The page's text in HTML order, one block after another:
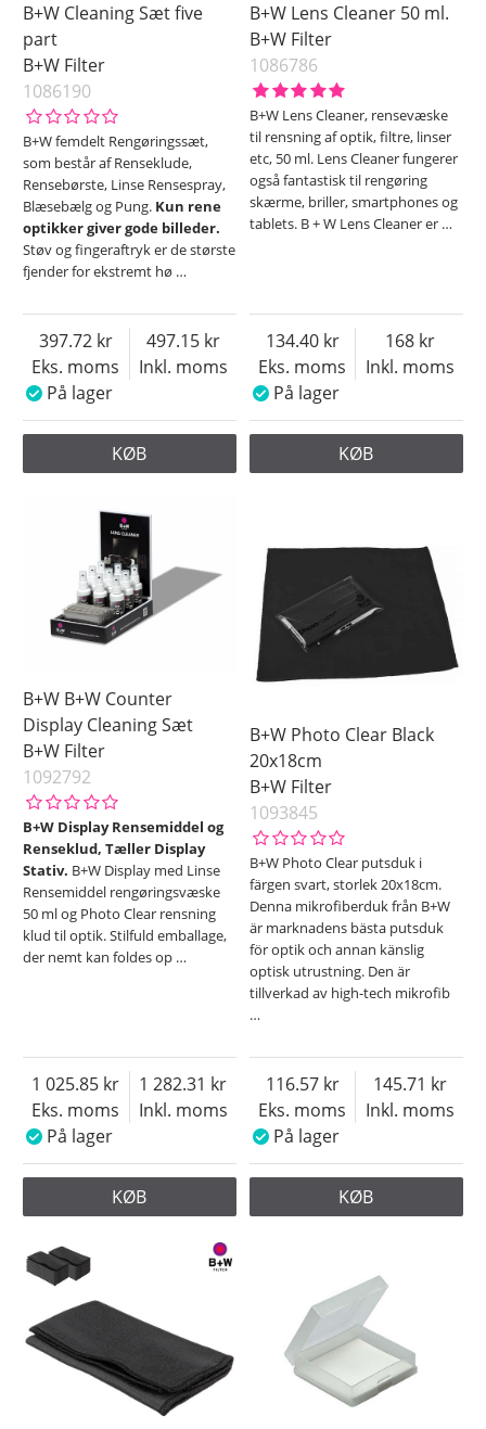
B+W Cleaning Sæt five
part
B+W Filter
1086190
B+W femdelt Rengøringssæt,
som består af Renseklude,
Rensebørste, Linse Rensespray,
Blæsebælg og Pung. Kun rene
optikker giver gode billeder.
Støv og fingeraftryk er de største
fjender for ekstremt hø …
Eks. moms
397.72
Inkl. moms
497.15
På lager
KØB
B+W Lens Cleaner 50 ml.
B+W Filter
1086786
B+W Lens Cleaner, rensevæske
til rensning af optik, filtre, linser
etc, 50 ml. Lens Cleaner fungerer
også fantastisk til rengøring
skærme, briller, smartphones og
tablets. B + W Lens Cleaner er …
Eks. moms
134.40
Inkl. moms
168
På lager
KØB
B+W B+W Counter
Display Cleaning Sæt
B+W Filter
1092792
B+W Display Rensemiddel og
Renseklud, Tæller Display
Stativ. B+W Display med Linse
Rensemiddel rengøringsvæske
50 ml og Photo Clear rensning
klud til optik. Stilfuld emballage,
der nemt kan foldes op …
Eks. moms
1 025.85
Inkl. moms
1 282.31
På lager
KØB
B+W Photo Clear Black
20x18cm
B+W Filter
1093845
B+W Photo Clear putsduk i
färgen svart, storlek 20x18cm.
Denna mikrofiberduk från B+W
är marknadens bästa putsduk
för optik och annan känslig
optisk utrustning. Den är
tillverkad av high-tech mikrofib
…
Eks. moms
116.57
Inkl. moms
145.71
På lager
KØB